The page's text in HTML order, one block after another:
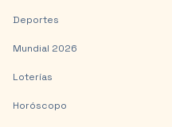
Deportes
Mundial 2026
Loterías
Horóscopo